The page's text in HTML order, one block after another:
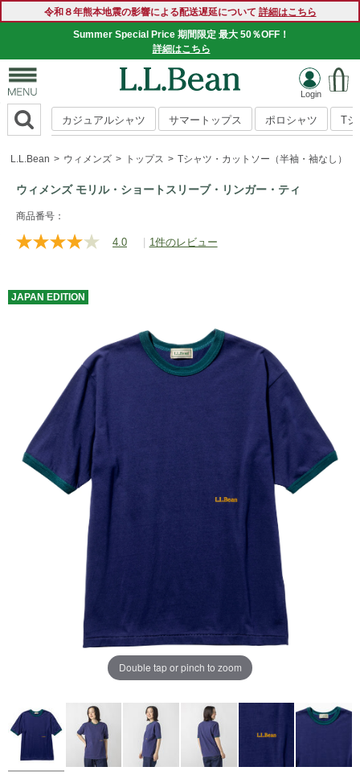
令和８年熊本地震の影響による配送遅延について 詳細はこちら
Summer Special Price 期間限定 最大 50％OFF！
詳細はこちら
カジュアルシャツ サマートップス ポロシャツ Tシ
L.L.Bean ウィメンズ トップス Tシャツ・カットソー（半袖・袖なし）
ウィメンズ モリル・ショートスリーブ・リンガー・ティ
https://www.llbean.co.jp/womens/tops/tshirts-
short/g/BYX065432.html
商品番号：
4.0
レ
同
じ
ペ
| 1件のレビュー
Double tap or pinch to zoom
JAPAN EDITION